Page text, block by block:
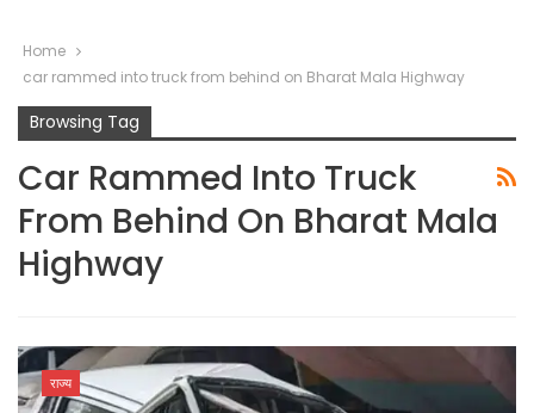
Home
car rammed into truck from behind on Bharat Mala Highway
Browsing Tag
Car Rammed Into Truck
From Behind On Bharat Mala
Highway
राज्य